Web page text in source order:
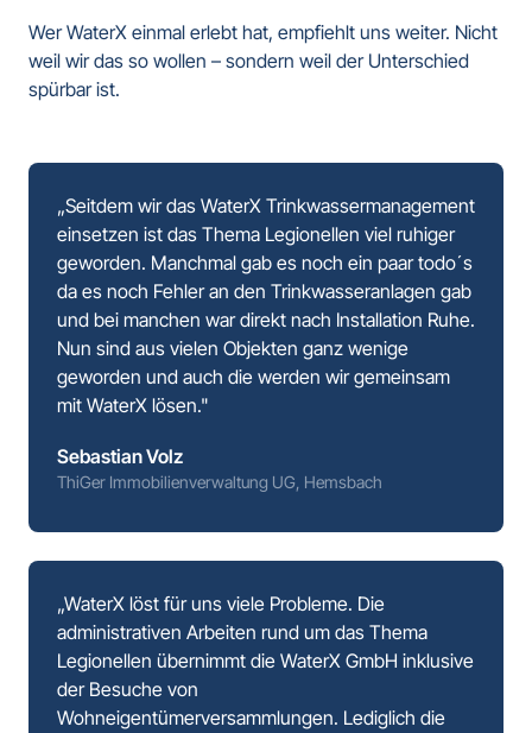
Wer WaterX einmal erlebt hat, empfiehlt uns weiter. Nicht
weil wir das so wollen – sondern weil der Unterschied
spürbar ist.
„Seitdem wir das WaterX Trinkwassermanagement
einsetzen ist das Thema Legionellen viel ruhiger
geworden. Manchmal gab es noch ein paar todo´s
da es noch Fehler an den Trinkwasseranlagen gab
und bei manchen war direkt nach Installation Ruhe.
Nun sind aus vielen Objekten ganz wenige
geworden und auch die werden wir gemeinsam
mit WaterX lösen."
Sebastian Volz
ThiGer Immobilienverwaltung UG, Hemsbach
„WaterX löst für uns viele Probleme. Die
administrativen Arbeiten rund um das Thema
Legionellen übernimmt die WaterX GmbH inklusive
der Besuche von
Wohneigentümerversammlungen. Lediglich die